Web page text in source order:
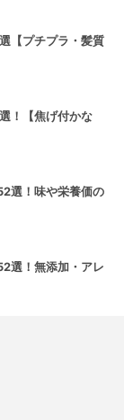
【プチプラ・髪質
！【焦げ付かな
選！味や栄養価の
選！無添加・アレ